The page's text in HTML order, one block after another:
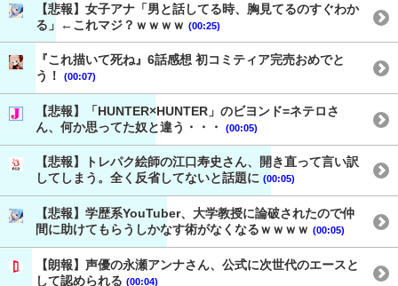
【悲報】女子アナ「男と話してる時、胸見てるのすぐわか
る」←これマジ？ｗｗｗｗ (00:25)
『これ描いて死ね』6話感想 初コミティア完売おめでと
う！
(00:07)
【悲報】「HUNTER×HUNTER」のビヨンド=ネテロさ
ん、何か思ってた奴と違う・・・
(00:05)
【悲報】トレパク絵師の江口寿史さん、開き直って言い訳
してしまう。全く反省してないと話題に (00:05)
【悲報】学歴系YouTuber、大学教授に論破されたので仲
間に助けてもらうしかなす術がなくなるｗｗｗｗ (00:05)
【朗報】声優の永瀬アンナさん、公式に次世代のエースと
して認められる (00:04)